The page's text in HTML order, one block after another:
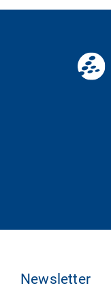
Newsletter